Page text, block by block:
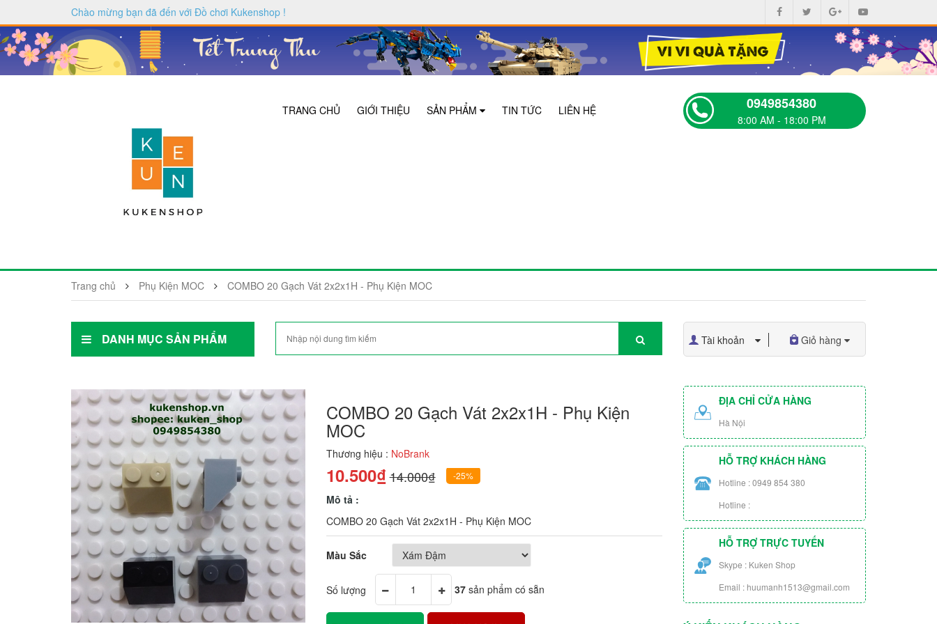
Chào mừng bạn đã đến với Đồ chơi Kukenshop !
TRANG CHỦ GIỚI THIỆU SẢN PHẨM TIN TỨC LIÊN HỆ 0949854380
8:00 AM - 18:00 PM
Trang chủ Phụ Kiện MOC COMBO 20 Gạch Vát 2x2x1H - Phụ Kiện MOC
DANH MỤC SẢN PHẨM Tài khoản Giỏ hàng
COMBO 20 Gạch Vát 2x2x1H - Phụ Kiện
MOC
Thương hiệu : NoBrank
10.500₫14.000₫ -25%
Mô tả :
COMBO 20 Gạch Vát 2x2x1H - Phụ Kiện MOC
Màu Sắc
Số lượng 37sản phẩm có sẵn
ĐỊA CHỈ CỬA HÀNG
Hà Nội
HỖ TRỢ KHÁCH HÀNG
Hotline : 0949 854 380
Hotline :
HỖ TRỢ TRỰC TUYẾN
Skype : Kuken Shop
Email : huumanh1513@gmail.com